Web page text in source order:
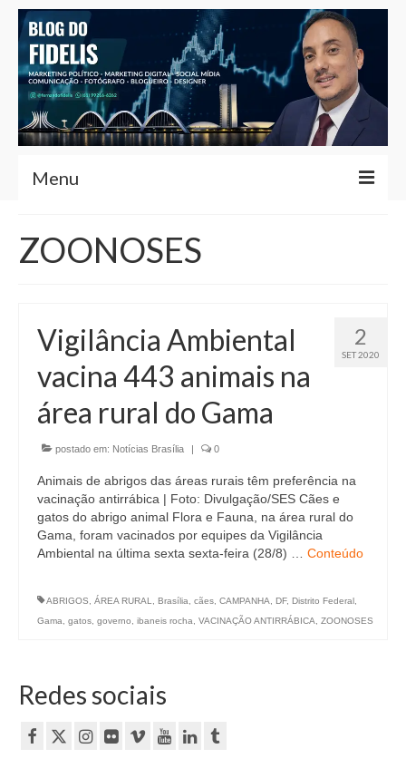
Menu
Fernando Fidelis
Notícias Brasília
Contato
Currículo
ZOONOSES
2
SET 2020
Vigilância Ambiental
vacina 443 animais na
área rural do Gama
postado em: Notícias Brasília | 0
Animais de abrigos das áreas rurais têm preferência na
vacinação antirrábica | Foto: Divulgação/SES Cães e
gatos do abrigo animal Flora e Fauna, na área rural do
Gama, foram vacinados por equipes da Vigilância
Ambiental na última sexta sexta-feira (28/8) … Conteúdo
ABRIGOS ÁREA RURAL Brasília cães CAMPANHA DF, Distrito Federal
Gama
gatos governo ibaneis rocha VACINAÇÃO ANTIRRÁBICA ZOONOSES
Redes sociais